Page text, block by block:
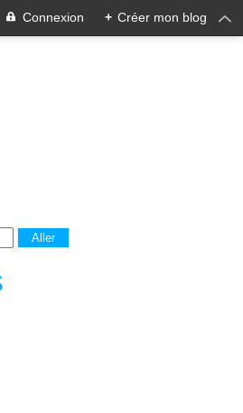
Connexion + Créer mon blog